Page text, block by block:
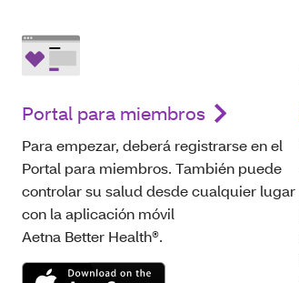
Portal para miembros
Para empezar, deberá registrarse en el
Portal para miembros. También puede
controlar su salud desde cualquier lugar
con la aplicación móvil
Aetna Better Health®.